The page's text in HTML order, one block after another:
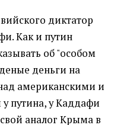
диктатор
Как и путин
об "особом
деньги на
американскими и
путина, у Каддафи
аналог Крыма в